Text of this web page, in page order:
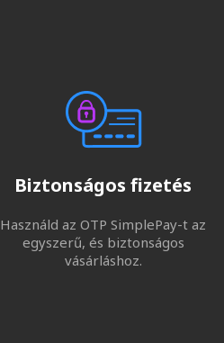
Biztonságos fizetés
Használd az OTP SimplePay-t az
egyszerű, és biztonságos
vásárláshoz.